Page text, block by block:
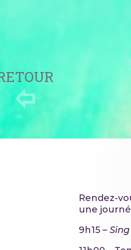
Rendez-
une
9h15 –